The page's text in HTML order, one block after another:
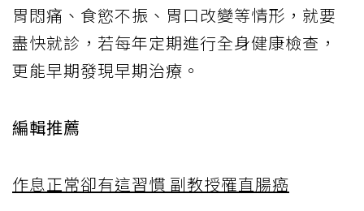
胃悶痛、食慾不振、胃口改變等情形，就要
盡快就診，若每年定期進行全身健康檢查，
更能早期發現早期治療。
編輯推薦
作息正常卻有這習慣 副教授罹直腸癌